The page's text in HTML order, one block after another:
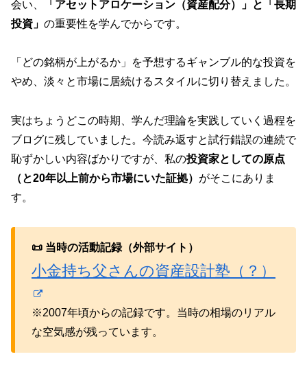
会い、
「アセットアロケーション（資産配分）」と「長期
投資」 の重要性を学んでからです。
「どの銘柄が上がるか」を予想するギャンブル的な投資を
やめ、淡々と市場に居続けるスタイルに切り替えました。
実はちょうどこの時期、学んだ理論を実践していく過程を
ブログに残していました。今読み返すと試行錯誤の連続で
恥ずかしい内容ばかりですが、私の投資家としての原点
（と20年以上前から市場にいた証拠） がそこにありま
す。
📜 当時の活動記録（外部サイト）
小金持ち父さんの資産設計塾（？）
※2007年頃からの記録です。当時の相場のリアル
な空気感が残っています。